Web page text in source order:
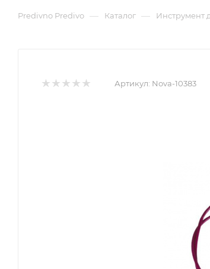
Predivno Predivo — Каталог — Инструмент
Артикул: Nova-10383